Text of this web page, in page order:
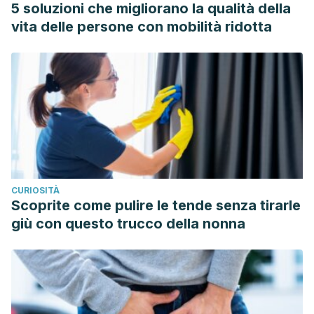
parameters associated with acne vulgaris: a randomized,
investigator masked, controlled trial. J Am Acad Dermatol,
2007. 57 (2): 247-56.
5 soluzioni che migliorano la qualità della
vita delle persone con mobilità ridotta
CURIOSITÀ
Scoprite come pulire le tende senza tirarle
giù con questo trucco della nonna